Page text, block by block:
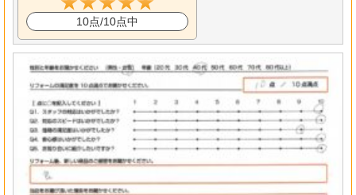
10点/10点中